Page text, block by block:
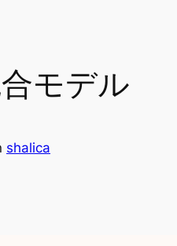
モデル
shalica